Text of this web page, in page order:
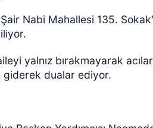
Şair Nabi Mahallesi 135.
yalnız bırakmayarak
giderek dualar ediyor.